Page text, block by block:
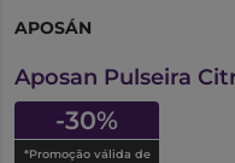
APOSÁN
Aposan Pulseira
-30%
*Promoção válida de